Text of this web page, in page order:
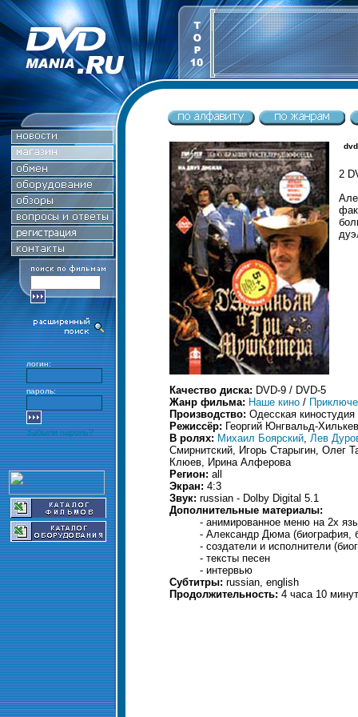
логин:
пароль:
Забыли пароль?
2
Качество диска: DVD-9 / DVD-5
Жанр фильма: Наше кино /
Производство: Одесская киностудия
Режиссёр: Георгий Юнгвальд-
В ролях: Михаил Боярский, Лев
Смирнитский, Игорь Старыгин, Олег
Клюев, Ирина Алферова
Регион: all
Экран: 4:3
Звук: russian - Dolby Digital 5.1
Дополнительные материалы:
- анимированное меню на 2х
- Александр Дюма (биография,
- создатели и исполнители
- тексты песен
- интервью
Субтитры: russian, english
Продолжительность: 4 часа 10 минут